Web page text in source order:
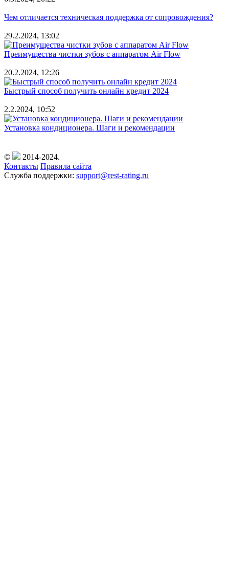
Чем отличается техническая поддержка от сопровождения?
29.2.2024, 13:02
Преимущества чистки зубов с аппаратом Air Flow
20.2.2024, 12:26
Быстрый способ получить онлайн кредит 2024
2.2.2024, 10:52
Установка кондиционера. Шаги и рекомендации
©
2014-2024.
Контакты Правила сайта
Служба поддержки: support@rest-rating.ru